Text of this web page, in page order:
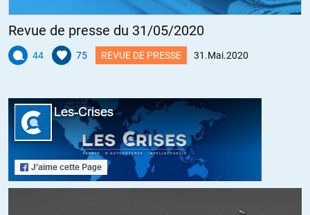
– 17 fevrier: signalé dans un document de synthése comme
efficace in vitro sur le COVID-19, et in vivo sur les proches cousin
SRAS-1 et MERS (
https://www.who.int/blueprint/priority-
– le 24 Fevrier, le vice president déclare dans une conférence de
presse que le remdesivir est le seul traitement donc on pouvait
espérer une efficassité en l’état des connaissances. La
transcription de la conférence de presse fait 26 pages, et que cette
phrase, seul evocation du remdesivir, est la seule qui sera reprise
par les media avec un mois de décalage.
Revue de presse du 31/05/2020
44 75 REVUE DE PRESSE 31.Mai.2020